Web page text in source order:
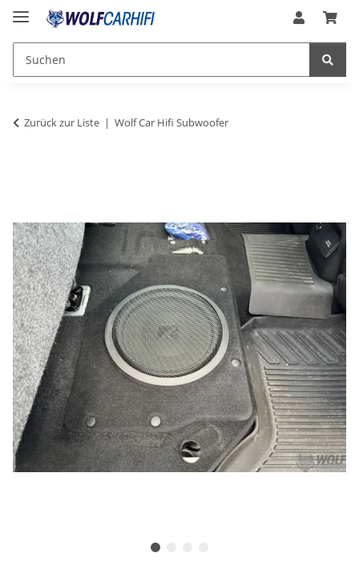
Zurück zur Liste Wolf Car Hifi Subwoofer